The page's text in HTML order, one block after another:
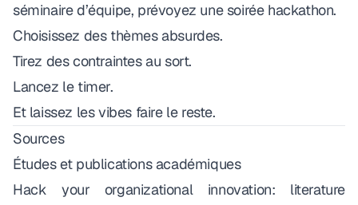
séminaire d’équipe, prévoyez une soirée hackathon.
Choisissez des thèmes absurdes.
Tirez des contraintes au sort.
Lancez le timer.
Et laissez les vibes faire le reste.
Sources
Études et publications académiques
Hack your organizational innovation: literature